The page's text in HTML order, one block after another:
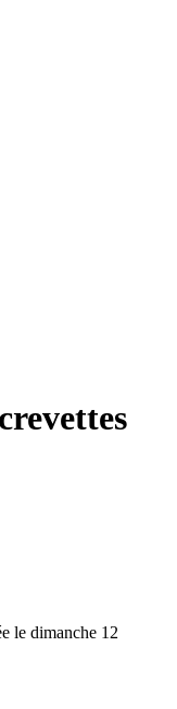
le dimanche 12